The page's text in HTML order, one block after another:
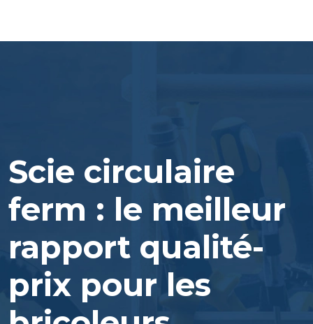
Scie circulaire
ferm : le meilleur
rapport qualité-
prix pour les